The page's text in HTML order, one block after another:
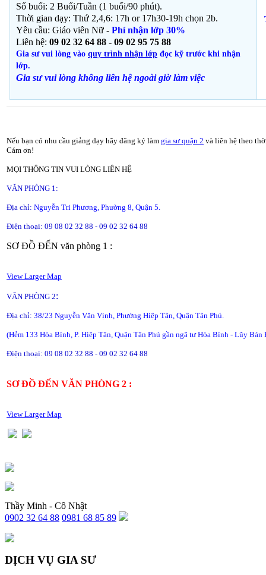
Số buổi: 2 Buổi/Tuần (1 buổi/90 phút).
Thời gian dạy: Thứ 2,4,6: 17h or 17h30-19h chọn 2b.
Yêu cầu: Giáo viên Nữ - Phí nhận lớp 30%
Liên hệ: 09 02 32 64 88 - 09 02 95 75 88
Gia sư vui lòng vào quy trình nhận lớp đọc kỹ trước khi nhận
lớp.
Gia sư vui lòng không liên hệ ngoài giờlàm việc
Nếu bạn có nhu cầu giảng dạy hãy đăng ký làm gia sư quận 2 và liên hệ theo
Cám ơn!
MỌI THÔNG TIN VUI LÒNG LIÊN HỆ
VĂN PHÒNG 1:
Địa chỉ: Nguyễn Tri Phương, Phường 8, Quận 5.
Điện thoại: 09 08 02 32 88 - 09 02 32 64 88
SƠ ĐỒ ĐẾN văn phòng 1 :
View Larger Map
VĂN PHÒNG 2:
Địa chỉ: 38/23 Nguyễn Văn Vịnh, Phường Hiệp Tân, Quận Tân Phú.
(Hẻm 133 Hòa Bình, P. Hiệp Tân, Quận Tân Phú gần ngã tư Hòa Bình - Lũy Bán
Điện thoại: 09 08 02 32 88 - 09 02 32 64 88
SƠ ĐỒ ĐẾN VĂN PHÒNG 2 :
View Larger Map
Thầy Minh - Cô Nhật
0902 32 64 88 0981 68 85 89
DỊCH VỤ GIA SƯ